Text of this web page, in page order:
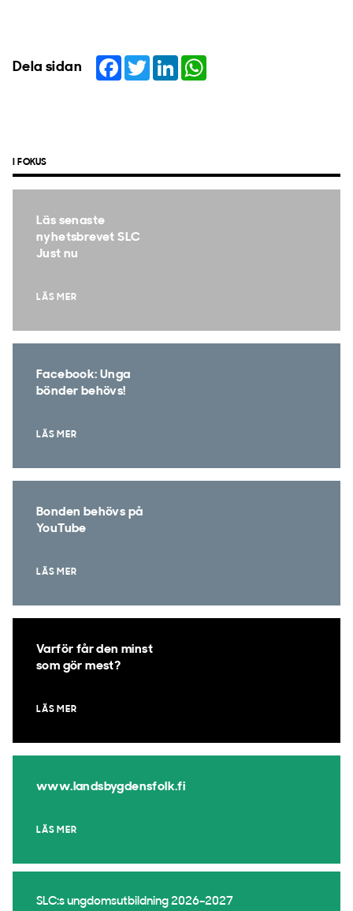
Dela sidan Facebook
TwitterLinkedIn
I FOKUS
Läs senaste
nyhetsbrevet SLC
Just nu
LÄS MER
Facebook: Unga
bönder behövs!
LÄS MER
Bonden behövs på
YouTube
LÄS MER
Varför får den minst
som gör mest?
LÄS MER
www.landsbygdensfolk.fi
LÄS MER
SLC:s ungdomsutbildning 2026–2027